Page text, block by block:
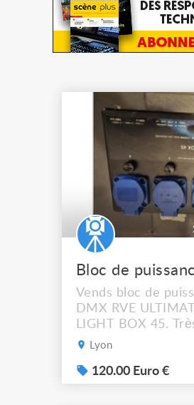
Vends bloc de
DMX RVE
LIGHT BOX 45.
état 120 € Pu 400 €
Lyon
120.00 Euro €